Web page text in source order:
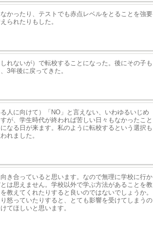
かったり、テストでも赤点レベルをとることを強要
られたりもした。
れないが）で転校することになった。後にその子も
3年後に戻ってきた。
人に向けて）「NO」と言えない、いわゆるいじめ
が、学生時代が終われば苦しい日々もなかったこと
なる日が来ます。私のように転校するという選択も
れました。
き合っていると思います。なので無理に学校に行か
は思えません。学校以外で学ぶ方法があることを教
教えてくれたりすると良いのではないでしょうか。
怒っていたりすると、とても影響を受けてしまうの
てほしいと思います。